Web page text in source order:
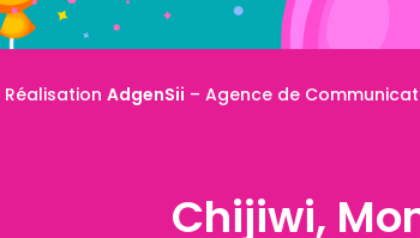
Réalisation AdgenSii – Agence de
Chijiwi,